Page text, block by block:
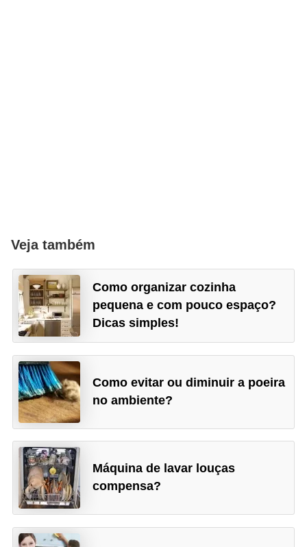
Veja também
Como organizar cozinha
pequena e com pouco espaço?
Dicas simples!
Como evitar ou diminuir a poeira
no ambiente?
Máquina de lavar louças
compensa?